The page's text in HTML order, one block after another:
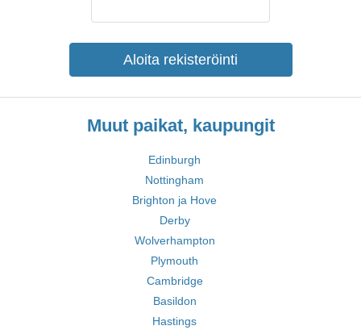
Aloita rekisteröinti
Muut paikat, kaupungit
Edinburgh
Nottingham
Brighton ja Hove
Derby
Wolverhampton
Plymouth
Cambridge
Basildon
Hastings